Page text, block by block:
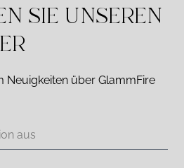
SIE UNSEREN
Neuigkeiten über GlammFire